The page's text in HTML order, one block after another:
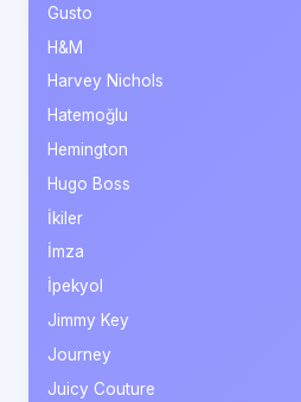
Gusto
H&M
Harvey Nichols
Hatemoğlu
Hemington
Hugo Boss
İkiler
İmza
İpekyol
Jimmy Key
Journey
Juicy Couture